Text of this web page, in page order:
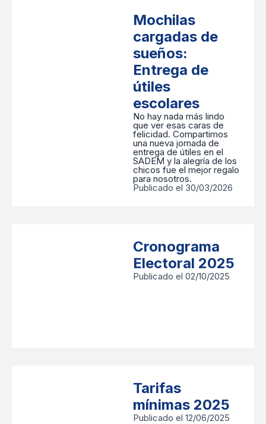
Mochilas
cargadas de
sueños:
Entrega de
útiles
escolares
No hay nada más lindo
que ver esas caras de
felicidad. Compartimos
una nueva jornada de
entrega de útiles en el
SADEM y la alegría de los
chicos fue el mejor regalo
para nosotros.
Publicado el 30/03/2026
Cronograma
Electoral 2025
Publicado el 02/10/2025
Tarifas
mínimas 2025
Publicado el 12/06/2025